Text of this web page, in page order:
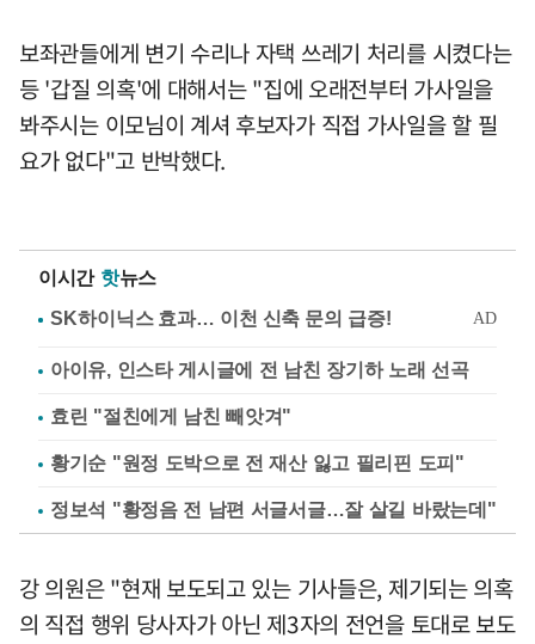
보좌관들에게 변기 수리나 자택 쓰레기 처리를 시켰다는
등 '갑질 의혹'에 대해서는 "집에 오래전부터 가사일을
봐주시는 이모님이 계셔 후보자가 직접 가사일을 할 필
요가 없다"고 반박했다.
이시간 핫뉴스
아이유, 인스타 게시글에 전 남친 장기하 노래 선곡
효린 "절친에게 남친 빼앗겨"
황기순 "원정 도박으로 전 재산 잃고 필리핀 도피"
정보석 "황정음 전 남편 서글서글…잘 살길 바랐는데"
강 의원은 "현재 보도되고 있는 기사들은, 제기되는 의혹
의 직접 행위 당사자가 아닌 제3자의 전언을 토대로 보도